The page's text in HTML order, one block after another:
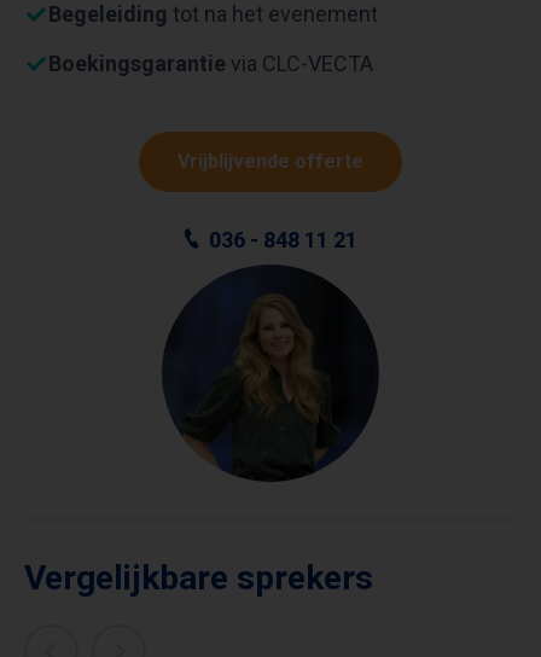
Begeleiding tot na het evenement
Boekingsgarantie via CLC-VECTA
Vrijblijvende offerte
036 - 848 11 21
Vergelijkbare sprekers